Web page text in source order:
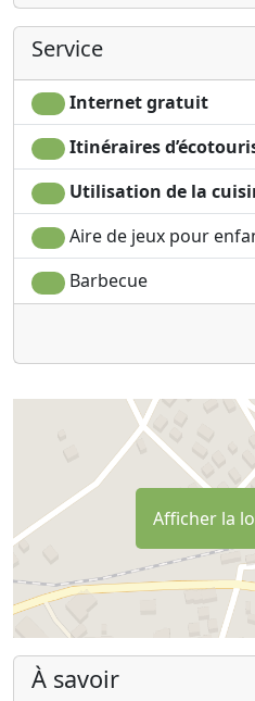
Service
Internet gratuit
Itinéraires
Utilisation de la
Aire de jeux pour
Barbecue
Afficher la
À savoir